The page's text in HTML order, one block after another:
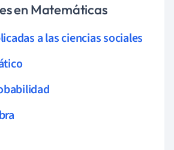
en Matemáticas
a las ciencias sociales